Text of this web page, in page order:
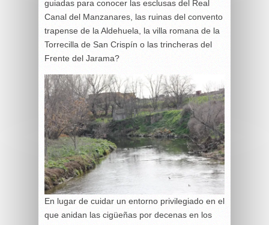
guiadas para conocer las esclusas del Real
Canal del Manzanares, las ruinas del convento
trapense de la Aldehuela, la villa romana de la
Torrecilla de San Crispín o las trincheras del
Frente del Jarama?
En lugar de cuidar un entorno privilegiado en el
que anidan las cigüeñas por decenas en los